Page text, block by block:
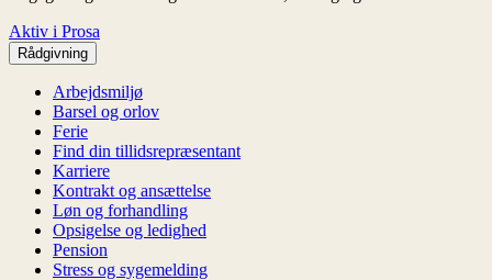
Aktiv i Prosa
Rådgivning
Arbejdsmiljø
Barsel og orlov
Ferie
Find din tillidsrepræsentant
Karriere
Kontrakt og ansættelse
Løn og forhandling
Opsigelse og ledighed
Pension
Stress og sygemelding